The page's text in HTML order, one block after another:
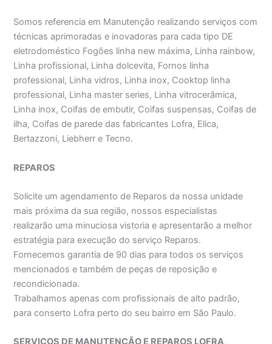
Somos referencia em Manutenção realizando serviços com
técnicas aprimoradas e inovadoras para cada tipo DE
eletrodoméstico Fogões linha new máxima, Linha rainbow,
Linha profissional, Linha dolcevita, Fornos linha
professional, Linha vidros, Linha inox, Cooktop linha
professional, Linha master series, Linha vitrocerâmica,
Linha inox, Coifas de embutir, Coifas suspensas, Coifas de
ilha, Coifas de parede das fabricantes Lofra, Elica,
Bertazzoni, Liebherr e Tecno.
REPAROS
Solicite um agendamento de Reparos da nossa unidade
mais próxima da sua região, nossos especialistas
realizarão uma minuciosa vistoria e apresentarão a melhor
estratégia para execução do serviço Reparos.
Fornecemos garantia de 90 dias para todos os serviços
mencionados e também de peças de reposição e
recondicionada.
Trabalhamos apenas com profissionais de alto padrão,
para conserto Lofra perto do seu bairro em São Paulo.